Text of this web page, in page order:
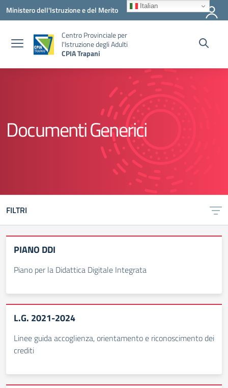
Vai ai contenuti
Vai al menu di navigazione
Vai al footer
Ministero dell'Istruzione e del Merito
Centro Provinciale per
l'Istruzione degli Adulti
CPIA Trapani
Documenti Generici
FILTRI
PIANO DDI
Piano per la Didattica Digitale Integrata
L.G. 2021-2024
Linee guida accoglienza, orientamento e riconoscimento dei
crediti
Italian